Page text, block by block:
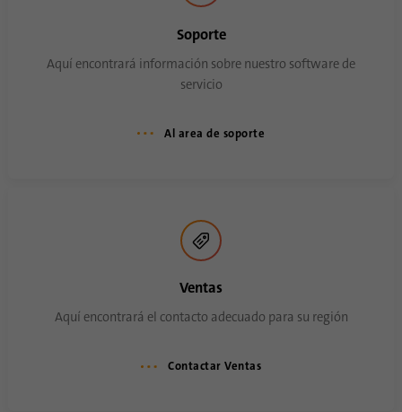
Soporte
Aquí encontrará información sobre nuestro software de
servicio
Al area de soporte
Ventas
Aquí encontrará el contacto adecuado para su región
Contactar Ventas